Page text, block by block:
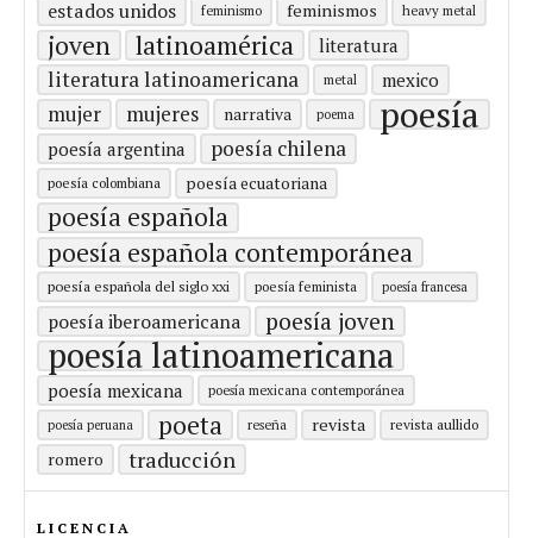
estados unidos feminismo feminismos heavy metal
joven latinoamérica literatura
literatura latinoamericana metal mexico
mujer mujeres narrativa poema poesía
poesía argentina poesía chilena
poesía colombiana poesía ecuatoriana
poesía española
poesía española contemporánea
poesía española del siglo xxi poesía feminista poesía francesa
poesía iberoamericana poesía joven
poesía latinoamericana
poesía mexicana poesía mexicana contemporánea
poesía peruana poeta reseña revista revista aullido
romero traducción
LICENCIA